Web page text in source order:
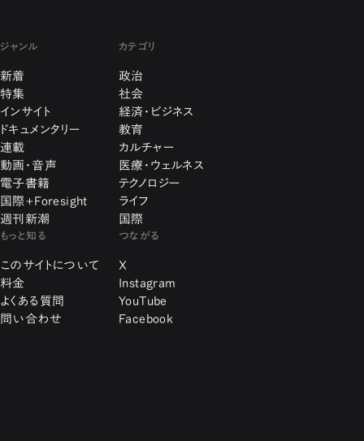
ジャンル
新着
特集
インサイト
ドキュメンタリー
連載
動画・音声
電子書籍
国際+Foresight
週刊新潮
カテゴリ
政治
社会
経済・ビジネス
教育
カルチャー
医療・ウェルネス
テクノロジー
ライフ
国際
もっと知る
このサイトについて
料金
よくある質問
問い合わせ
つながる
X
Instagram
YouTube
Facebook